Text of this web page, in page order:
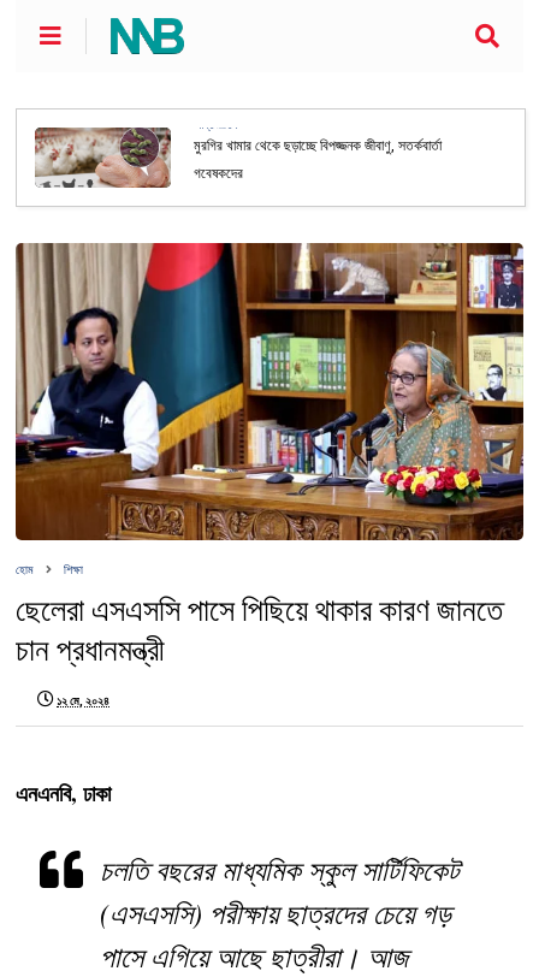
মুরগির খামার থেকে ছড়াচ্ছে বিপজ্জনক জীবাণু, সতর্কবার্তা
গবেষকদের
হোম শিক্ষা
ছেলেরা এসএসসি পাসে পিছিয়ে থাকার কারণ জানতে
চান প্রধানমন্ত্রী
১২ মে, ২০২৪
এনএনবি, ঢাকা
চলতি বছরের মাধ্যমিক স্কুল সার্টিফিকেট
(এসএসসি) পরীক্ষায় ছাত্রদের চেয়ে গড়
পাসে এগিয়ে আছে ছাত্রীরা। আজ